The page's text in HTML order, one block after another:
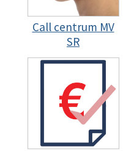
Call centrum MV
SR